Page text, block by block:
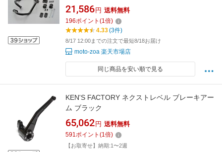
ンジンガード CB1300SF用 96088
21,586 円 送料無料
196ポイント (1倍)
4.33(3件)
8/17 12:00までの注文で最短8/18お届け
moto-zoa 楽天市場店
同じ商品を安い順で見る
KEN'S FACTORY ネクストレベル ブレーキアー
ム ブラック
65,062 円 送料無料
591ポイント (1倍)
【お取寄せ】納期:1〜2週